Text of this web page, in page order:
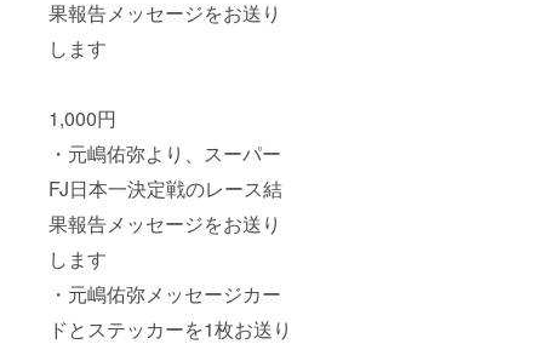
果報告メッセージをお送り
します
1,000円
・元嶋佑弥より、スーパー
FJ日本一決定戦のレース結
果報告メッセージをお送り
します
・元嶋佑弥メッセージカー
ドとステッカーを1枚お送り